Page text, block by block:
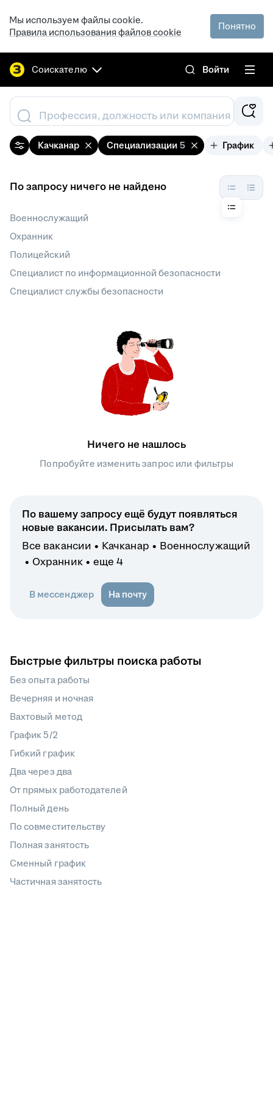
Мы используем файлы cookie.
Правила использования файлов cookie
Понятно
Соискателю Войти
Профессия, должность или компания
Качканар Специализации 5 График
По запросу ничего не найдено
Военнослужащий
Охранник
Полицейский
Специалист по информационной безопасности
Специалист службы безопасности
Ничего не нашлось
Попробуйте изменить запрос или фильтры
По вашему запросу ещё будут появляться
новые вакансии. Присылать вам?
Все вакансии
Качканар
Военнослужащий
Охранник
еще 4
В мессенджер На почту
Быстрые фильтры поиска работы
Без опыта работы
Вечерняя и ночная
Вахтовый метод
График 5/2
Гибкий график
Два через два
От прямых работодателей
Полный день
По совместительству
Полная занятость
Сменный график
Частичная занятость